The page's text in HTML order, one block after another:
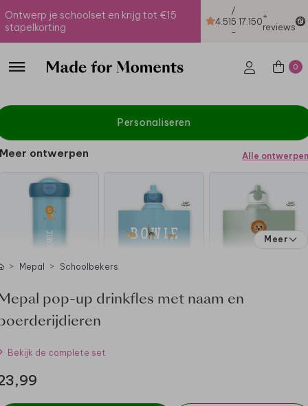
Ontwerp je schoolset en krijg tot €15
stapelkorting
4.51
/
5
-
17.150+
reviews
0
Personaliseren
Meer ontwerpen Alle ontwerpen
Meer
Mepal Schoolbekers
pop-up drinkfles met naam en
Bekijk de complete set